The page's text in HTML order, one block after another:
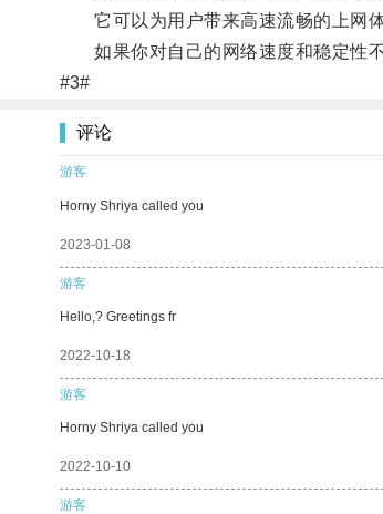
它可以为用户带来高速流畅的上网体
如果你对自己的网络速度和稳定性不
#3#
评论
游客
Horny Shriya called you
2023-01-08
游客
Hello,? Greetings fr
2022-10-18
游客
Horny Shriya called you
2022-10-10
游客